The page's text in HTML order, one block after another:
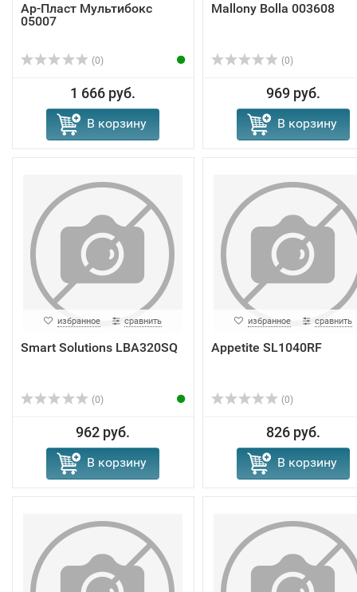
Ар-Пласт Мультибокс
05007
(0)
1 666 руб.
В корзину
Mallony Bolla 003608
(0)
969 руб.
В корзину
избранное сравнить
Smart Solutions LBA320SQ
(0)
962 руб.
В корзину
избранное сравнить
Appetite SL1040RF
(0)
826 руб.
В корзину